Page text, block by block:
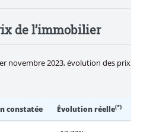
de l’immobilier
novembre 2023, évolution des prix
constatée Évolution réelle(*)